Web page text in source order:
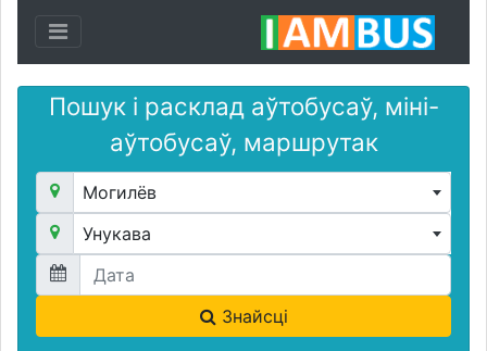
Toggle navigation
Пошук і расклад аўтобусаў, міні-
аўтобусаў, маршрутак
Могилёв
Унукава
Знайсці